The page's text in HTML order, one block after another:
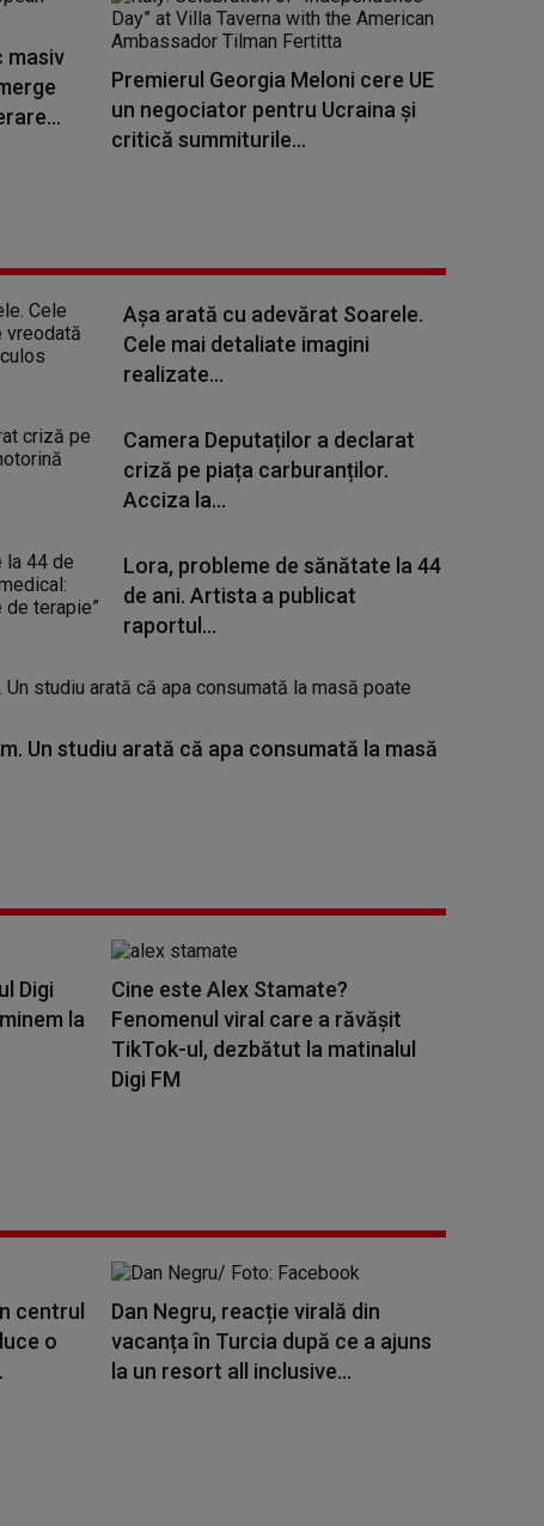
masiv
Premierul Georgia Meloni cere UE
un negociator pentru Ucraina şi
critică summiturile...
Așa arată cu adevărat Soarele.
Cele mai detaliate imagini
realizate...
Camera Deputaților a declarat
criză pe piața carburanților.
Acciza la...
Lora, probleme de sănătate la 44
de ani. Artista a publicat
raportul...
Un studiu arată că apa consumată la masă
Digi
la
Cine este Alex Stamate?
Fenomenul viral care a răvășit
TikTok-ul, dezbătut la matinalul
Digi FM
centrul
o
Dan Negru, reacție virală din
vacanța în Turcia după ce a ajuns
la un resort all inclusive...